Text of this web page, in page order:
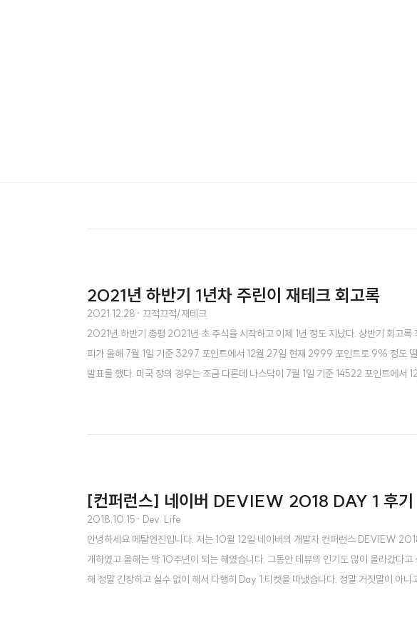
2021년 하반기 1년차 주린이 재테크 회고록
2021.12.28 · 끄적끄적/재테크
2021년 하반기 총평 2021년 초 주식을 시작하고 이제 1년 정도 지났다. 상반기 회고
피가 올해 7월 1일 기준 3297 포인트에서 12월 27일 현재 2999 포인트로 9% 정도
발표를 했다. 미국 장의 경우는 조금 다른데 나스닥이 7월 1일 기준 14522 포인트에
[컨퍼런스] 네이버 DEVIEW 2018 DAY 1 후기
2018.10.15 · Dev. Life
안녕하세요 메탈엔진입니다. 저는 10월 12일 네이버의 개발자 컨퍼런스 DEVIEW
개하였고 올해는 딱 10주년이 되는 해였습니다. 그동안 데뷰의 인기도 많이 올라갔다
해 정말 긴장하고 실수 없이 해서 다행히 Day 1 티켓을 따냈습니다. 정말 거짓말이 아